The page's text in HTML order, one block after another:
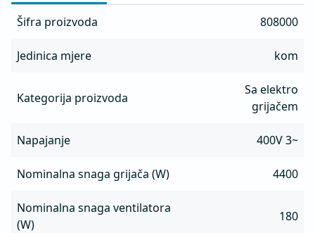
Šifra proizvoda 808000
Jedinica mjere kom
Kategorija proizvoda
Sa elektro
grijačem
Napajanje 400V 3~
Nominalna snaga grijača (W) 4400
Nominalna snaga ventilatora
(W)
180